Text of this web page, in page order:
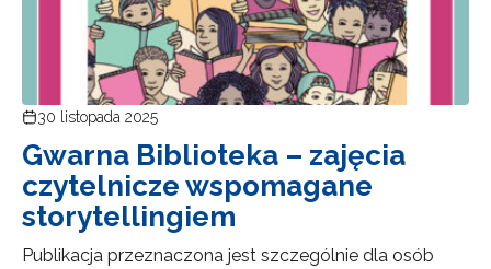
30 listopada 2025
Gwarna Biblioteka – zajęcia
czytelnicze wspomagane
storytellingiem
Publikacja przeznaczona jest szczególnie dla osób